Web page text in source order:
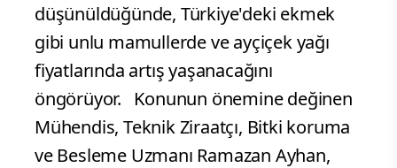
düşünüldüğünde, Türkiye'deki ekmek
gibi unlu mamullerde ve ayçiçek yağı
fiyatlarında artış yaşanacağını
öngörüyor. Konunun önemine değinen
Mühendis, Teknik Ziraatçı, Bitki koruma
ve Besleme Uzmanı Ramazan Ayhan,